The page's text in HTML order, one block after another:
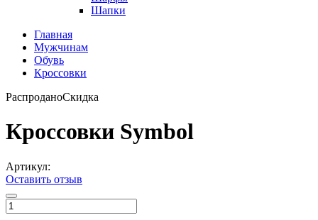
Шапки
Главная
Мужчинам
Обувь
Кроссовки
РаспроданоСкидка
Кроссовки Symbol
Артикул:
Оставить отзыв